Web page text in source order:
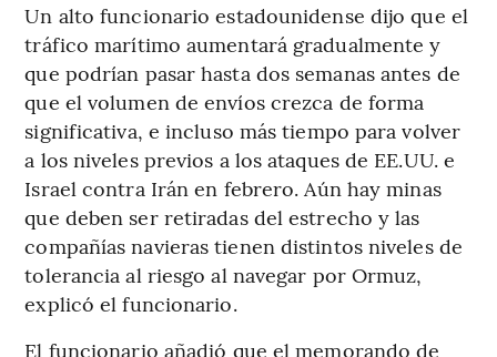
Un alto funcionario estadounidense dijo que el
tráfico marítimo aumentará gradualmente y
que podrían pasar hasta dos semanas antes de
que el volumen de envíos crezca de forma
significativa, e incluso más tiempo para volver
a los niveles previos a los ataques de EE.UU. e
Israel contra Irán en febrero. Aún hay minas
que deben ser retiradas del estrecho y las
compañías navieras tienen distintos niveles de
tolerancia al riesgo al navegar por Ormuz,
explicó el funcionario.
El funcionario añadió que el memorando de